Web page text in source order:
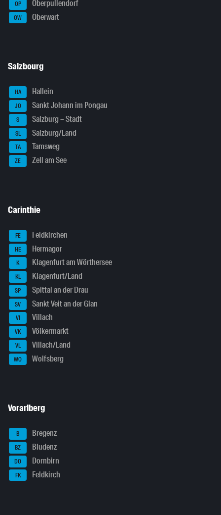
OP Oberpullendorf
OW Oberwart
Salzbourg
HA Hallein
JO Sankt Johann im Pongau
S Salzburg – Stadt
SL Salzburg/Land
TA Tamsweg
ZE Zell am See
Carinthie
FE Feldkirchen
HE Hermagor
K Klagenfurt am Wörthersee
KL Klagenfurt/Land
SP Spittal an der Drau
SV Sankt Veit an der Glan
VI Villach
VK Völkermarkt
VL Villach/Land
WO Wolfsberg
Vorarlberg
B Bregenz
BZ Bludenz
DO Dornbirn
FK Feldkirch